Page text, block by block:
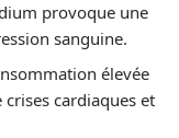
provoque une
sanguine.
élevée
cardiaques et